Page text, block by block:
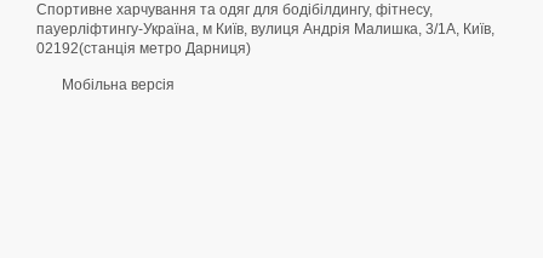
Овес - насичує
Карнітин -
Магній і залізо
Вітаміни А, С і
Кориця - знижує
Спортивне харчування та одяг для бодібілдингу, фітнесу,
пауерліфтингу-Україна, м Київ, вулиця Андрія Малишка, 3/1А, Київ,
02192(станція метро Дарниця)
Мобільна версія